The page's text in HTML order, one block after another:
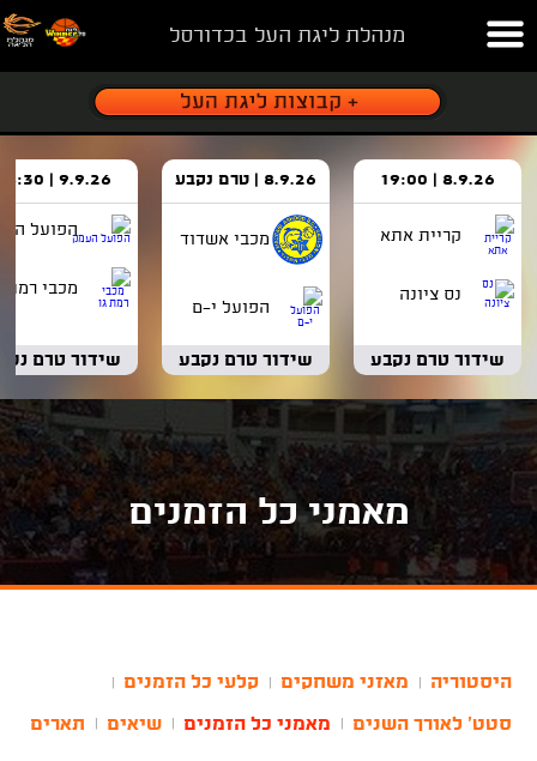
מנהלת ליגת העל בכדורסל
8.9.26 | 19:00
קריית אתא
נס ציונה
שידור טרם נקבע
8.9.26 | טרם נקבע
מכבי אשדוד
הפועל י-ם
שידור טרם נקבע
9.9.26 | 18:30
הפועל
מכבי רמת
שידור טרם
מאמני כל הזמנים
היסטוריה מאזני משחקים קלעי כל הזמנים
סטט' לאורך השנים מאמני כל הזמנים שיאים תארים